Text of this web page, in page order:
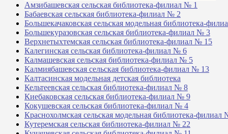
Амзибашевская сельская библиотека-филиал № 1
Бабаевская сельская библиотека-филиал № 2
Большекачаковская сельская модельная библиотека-
Большекуразовская сельская библиотека-филиал № 3
Верхнетыхтемская сельская библиотека-филиал № 15
Калегинская сельская библиотека-филиал № 6
Калмашевская сельская библиотека-филиал № 5
Калмиябашевская сельская библиотека-филиал № 13
Калтасинская модельная детская библиотека
Кельтеевская сельская библиотека-филиал № 8
Киебаковская сельская библиотека-филиал № 9
Кокушевская сельская библиотека-филиал № 4
Краснохолмская сельская модельная библиотека-филиал
Кутеремская сельская библиотека-филиал № 22